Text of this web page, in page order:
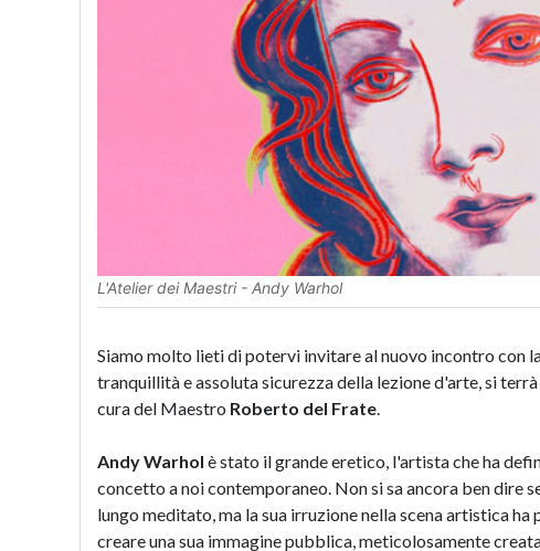
L'Atelier dei Maestri - Andy Warhol
Siamo molto lieti di potervi invitare al nuovo incontro con
tranquillità e assoluta sicurezza della lezione d'arte, si terrà
cura del Maestro Roberto del Frate
Andy Warhol è stato il grande eretico, l'artista che ha
concetto a noi contemporaneo. Non si sa ancora ben dire
lungo meditato, ma la sua irruzione nella scena artistica
creare una sua immagine pubblica, meticolosamente